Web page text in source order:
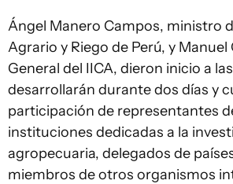
Ángel Manero Campos, ministro
Agrario y Riego de Perú, y
General del IICA, dieron inicio a
desarrollarán durante dos días y
participación de representantes
instituciones dedicadas a la
agropecuaria, delegados de
miembros de otros organismos